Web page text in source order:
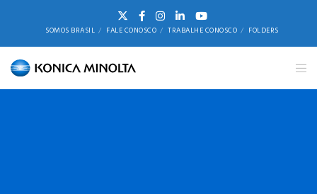
SOMOS BRASIL FALE CONOSCO TRABALHE CONOSCO FOLDERS